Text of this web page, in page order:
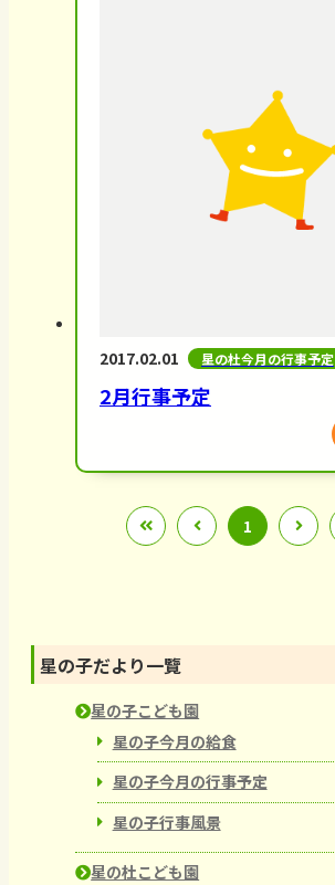
2017.02.01 星の杜今月の行事予定
2月行事予定
1
星の子だより一覽
星の子こども園
星の子今月の給食
星の子今月の行事予定
星の子行事風景
星の杜こども園